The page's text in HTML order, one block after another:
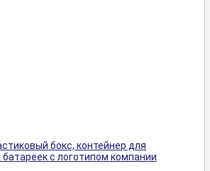
бокс, контейнер для
с логотипом компании